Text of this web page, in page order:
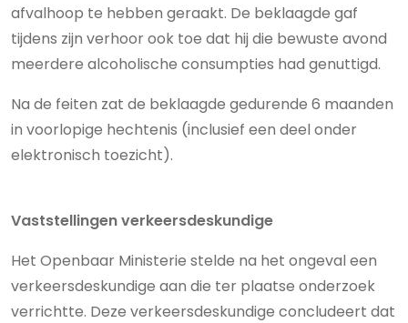
afvalhoop te hebben geraakt. De beklaagde gaf
tijdens zijn verhoor ook toe dat hij die bewuste avond
meerdere alcoholische consumpties had genuttigd.
Na de feiten zat de beklaagde gedurende 6 maanden
in voorlopige hechtenis (inclusief een deel onder
elektronisch toezicht).
Vaststellingen verkeersdeskundige
Het Openbaar Ministerie stelde na het ongeval een
verkeersdeskundige aan die ter plaatse onderzoek
verrichtte. Deze verkeersdeskundige concludeert dat